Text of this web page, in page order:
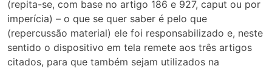
(repita-se, com base no artigo 186 e 927, caput ou por
imperícia) – o que se quer saber é pelo que
(repercussão material) ele foi responsabilizado e, neste
sentido o dispositivo em tela remete aos três artigos
citados, para que também sejam utilizados na